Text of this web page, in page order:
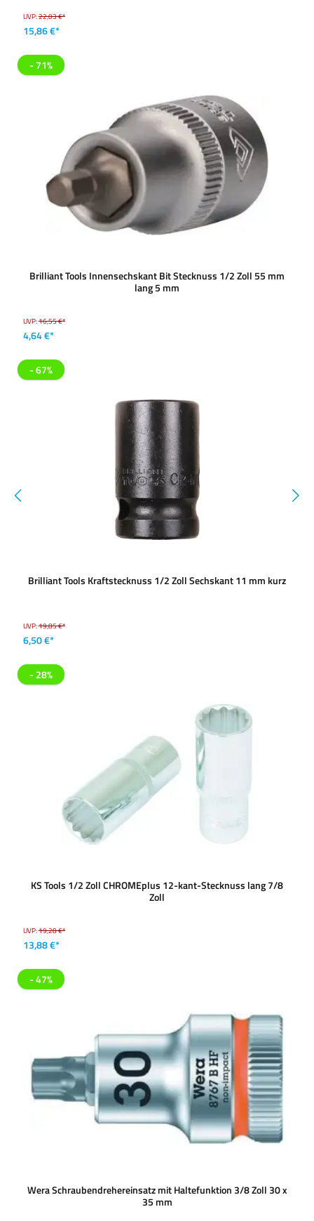
UVP:22,03 €*
15,86 €*
- 71%
Brilliant Tools Innensechskant Bit Stecknuss 1/2 Zoll 55 mm
lang 5 mm
UVP:16,55 €*
4,64 €*
- 67%
Brilliant Tools Kraftstecknuss 1/2 Zoll Sechskant 11 mm kurz
UVP:19,85 €*
6,50 €*
- 28%
KS Tools 1/2 Zoll CHROMEplus 12-kant-Stecknuss lang 7/8
Zoll
UVP:19,28 €*
13,88 €*
- 47%
Wera Schraubendrehereinsatz mit Haltefunktion 3/8 Zoll 30 x
35 mm